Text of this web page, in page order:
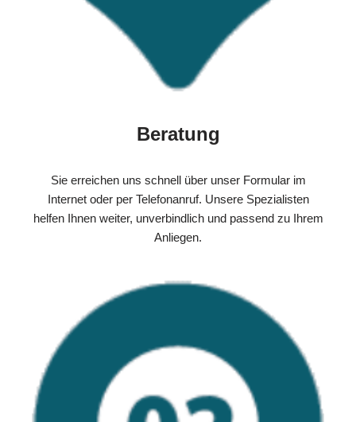
Beratung
Sie erreichen uns schnell über unser Formular im
Internet oder per Telefonanruf. Unsere Spezialisten
helfen Ihnen weiter, unverbindlich und passend zu Ihrem
Anliegen.